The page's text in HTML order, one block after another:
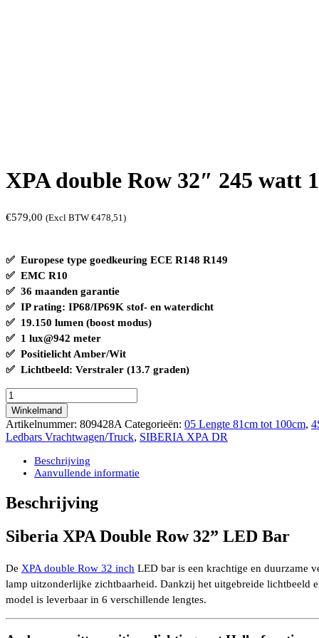
XPA double Row 32″ 245 watt
€579,00 (Excl BTW €478,51)
✅ Europese type goedkeuring ECE R148 R149
✅ EMC R10
✅ 36 maanden garantie
✅ IP rating: IP68/IP69K stof- en waterdicht
✅ 19.150 lumen (boost modus)
✅ 1 lux@942 meter
✅ Positielicht Amber/Wit
✅ Lichtbeeld: Verstraler (13.7 graden)
XPA
double
Row
32"
245
watt
19.150
1
lux@942
positielicht
Winkelmand
Artikelnummer: 809428A Categorieën: 05 Lengte 81cm tot 100cm,
Ledbars Vrachtwagen/Truck, SIBERIA XPA DR
Beschrijving
Aanvullende informatie
Beschrijving
Siberia XPA Double Row 32” LED Bar
De XPA double Row 32 inch LED bar is een krachtige en duurzame
lamp uitzonderlijke zichtbaarheid. Dankzij het uitgebreide lichtbeeld
model is leverbaar in 6 verschillende lengtes.